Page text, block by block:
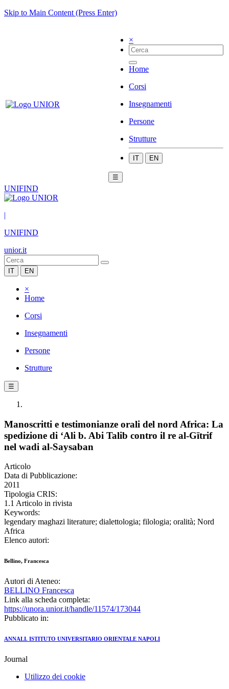
Skip to Main Content (Press Enter)
×
Home
Corsi
Insegnamenti
Persone
Strutture
IT EN
☰
UNIFIND
|
UNIFIND
unior.it
IT EN
×
Home
Corsi
Insegnamenti
Persone
Strutture
☰
Manoscritti e testimonianze orali del nord Africa: La
spedizione di ʻAli b. Abi Talib contro il re al-Gītrif
nel wadi al-Saysaban
Articolo
Data di Pubblicazione:
2011
Tipologia CRIS:
1.1 Articolo in rivista
Keywords:
legendary maghazi literature; dialettologia; filologia; oralità; Nord
Africa
Elenco autori:
Bellino, Francesca
Autori di Ateneo:
BELLINO Francesca
Link alla scheda completa:
https://unora.unior.it/handle/11574/173044
Pubblicato in:
ANNALI. ISTITUTO UNIVERSITARIO ORIENTALE NAPOLI
Journal
Utilizzo dei cookie